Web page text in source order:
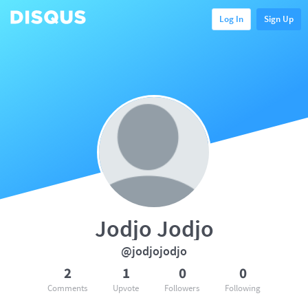
Log In Sign Up
Jodjo Jodjo
@jodjojodjo
2
Comments
1
Upvote
0
Followers
0
Following